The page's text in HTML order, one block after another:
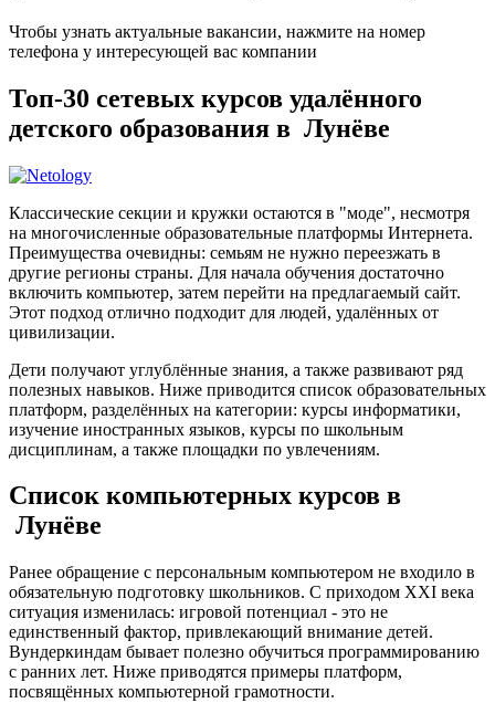
Чтобы узнать актуальные вакансии, нажмите на номер
телефона у интересующей вас компании
Топ-30 сетевых курсов удалённого
детского образования в Лунёве
Классические секции и кружки остаются в "моде", несмотря
на многочисленные образовательные платформы Интернета.
Преимущества очевидны: семьям не нужно переезжать в
другие регионы страны. Для начала обучения достаточно
включить компьютер, затем перейти на предлагаемый сайт.
Этот подход отлично подходит для людей, удалённых от
цивилизации.
Дети получают углублённые знания, а также развивают ряд
полезных навыков. Ниже приводится список образовательных
платформ, разделённых на категории: курсы информатики,
изучение иностранных языков, курсы по школьным
дисциплинам, а также площадки по увлечениям.
Список компьютерных курсов в
Лунёве
Ранее обращение с персональным компьютером не входило в
обязательную подготовку школьников. С приходом XXI века
ситуация изменилась: игровой потенциал - это не
единственный фактор, привлекающий внимание детей.
Вундеркиндам бывает полезно обучиться программированию
с ранних лет. Ниже приводятся примеры платформ,
посвящённых компьютерной грамотности.